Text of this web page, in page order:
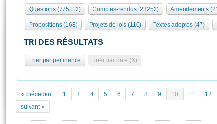
577 députés
Groupes politiques
Commissions et autres organes
Europe et International
Pétitions
Documents parlementaires
Projets de loi
Organisation de l'Assemblée
Présidence Conférence des Présidents Bureau Collège des
Statistiques et chiffres clés
Documents de référence
( Constitution | Règlement de l'Assemblée ... )
Visite virtuelle du palais Bourbon
Assister à une séance
La Bibliothèque
Les archives
Questions (775112) Comptes-rendus (23252) Amendements
Propositions (168) Projets de lois (110) Textes adoptés (47)
TRI DES RÉSULTATS
Trier par pertinence Trier par date (X)
« précedent 1 3 4 5 6 7 8 9 10 11
12
suivant »